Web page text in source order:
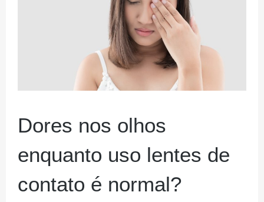
Dores nos olhos
enquanto uso lentes de
contato é normal?